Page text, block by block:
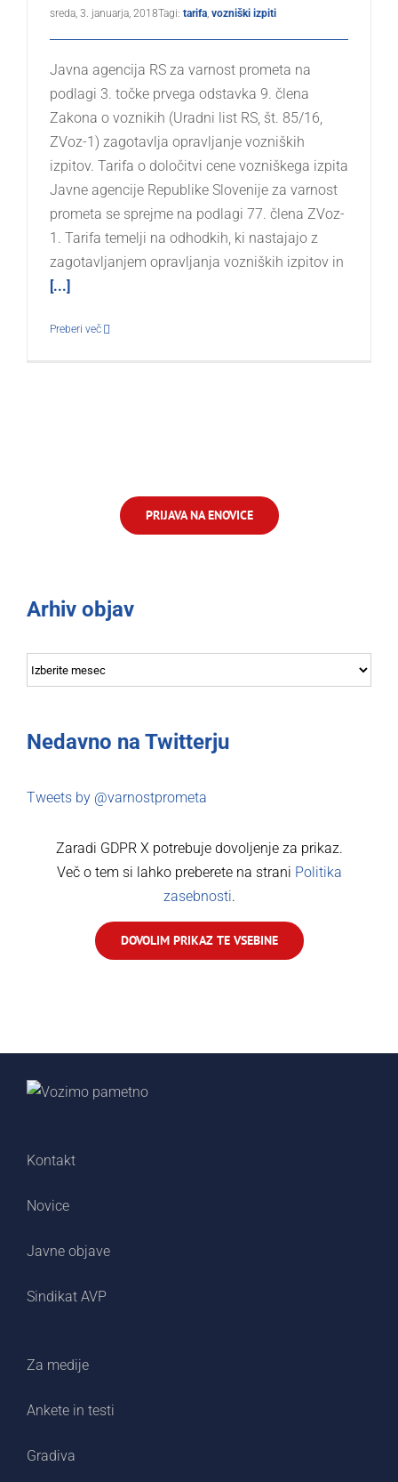
sreda, 3. januarja, 2018Tagi: tarifa, vozniški izpiti
Javna agencija RS za varnost prometa na
podlagi 3. točke prvega odstavka 9. člena
Zakona o voznikih (Uradni list RS, št. 85/16,
ZVoz-1) zagotavlja opravljanje vozniških
izpitov. Tarifa o določitvi cene vozniškega izpita
Javne agencije Republike Slovenije za varnost
prometa se sprejme na podlagi 77. člena ZVoz-
1. Tarifa temelji na odhodkih, ki nastajajo z
zagotavljanjem opravljanja vozniških izpitov in
[...]
Preberi več
PRIJAVA NA ENOVICE
Arhiv objav
Arhiv
objav
Nedavno na Twitterju
Tweets by @varnostprometa
Zaradi GDPR X potrebuje dovoljenje za prikaz.
Več o tem si lahko preberete na strani Politika
zasebnosti.
DOVOLIM PRIKAZ TE VSEBINE
Kontakt
Novice
Javne objave
Sindikat AVP
Za medije
Ankete in testi
Gradiva